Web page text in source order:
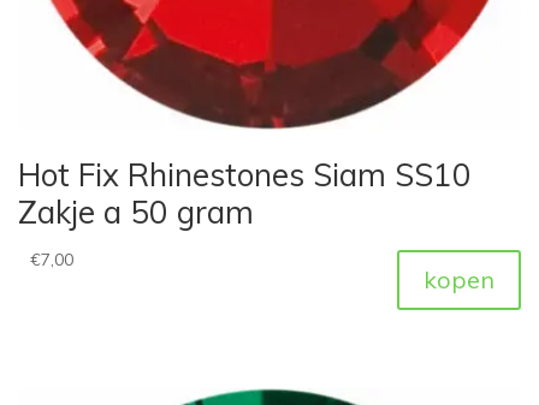
Hot Fix Rhinestones Siam SS10
Zakje a 50 gram
€7,00
kopen